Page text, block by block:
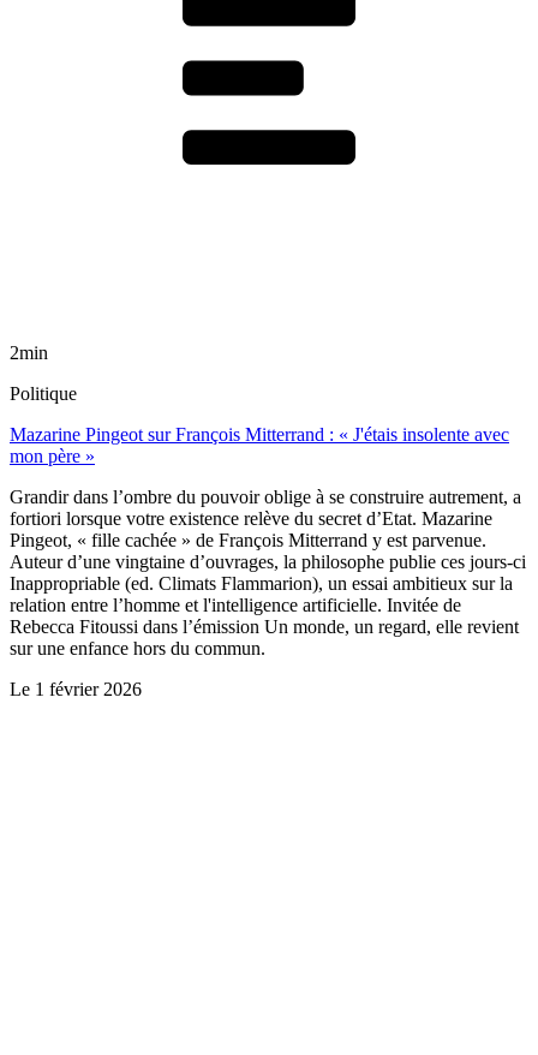
2min
Politique
Mazarine Pingeot sur François Mitterrand : « J'étais insolente avec
mon père »
Grandir dans l’ombre du pouvoir oblige à se construire autrement, a
fortiori lorsque votre existence relève du secret d’Etat. Mazarine
Pingeot, « fille cachée » de François Mitterrand y est parvenue.
Auteur d’une vingtaine d’ouvrages, la philosophe publie ces jours-ci
Inappropriable (ed. Climats Flammarion), un essai ambitieux sur la
relation entre l’homme et l'intelligence artificielle. Invitée de
Rebecca Fitoussi dans l’émission Un monde, un regard, elle revient
sur une enfance hors du commun.
Le 1 février 2026